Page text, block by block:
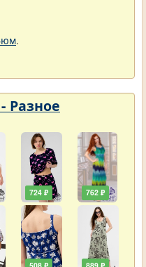
.
Разное
724 ₽ 762 ₽